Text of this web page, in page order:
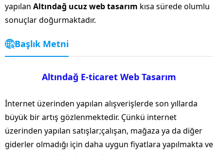
yapılan Altındağ ucuz web tasarım kısa sürede olumlu
sonuçlar doğurmaktadır.
Başlık Metni
Altındağ E-ticaret Web Tasarım
İnternet üzerinden yapılan alışverişlerde son yıllarda
büyük bir artış gözlenmektedir. Çünkü internet
üzerinden yapılan satışlar;çalışan, mağaza ya da diğer
giderler olmadığı için daha uygun fiyatlara yapılmakta ve